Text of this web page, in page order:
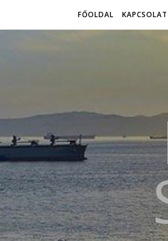
FŐOLDAL KAPCSOLAT